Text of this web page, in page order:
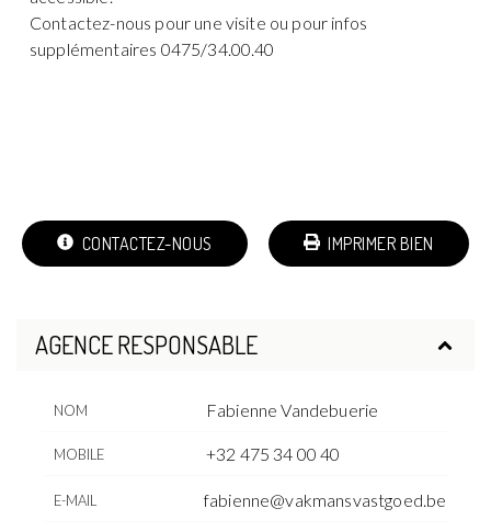
Contactez-nous pour une visite ou pour infos
supplémentaires 0475/34.00.40
CONTACTEZ-NOUS IMPRIMER BIEN
AGENCE RESPONSABLE
NOM Fabienne Vandebuerie
MOBILE +32 475 34 00 40
E-MAIL fabienne@vakmansvastgoed.be